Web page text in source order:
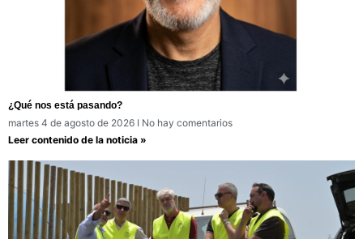
¿Qué nos está pasando?
martes 4 de agosto de 2026
No hay comentarios
Leer contenido de la noticia »